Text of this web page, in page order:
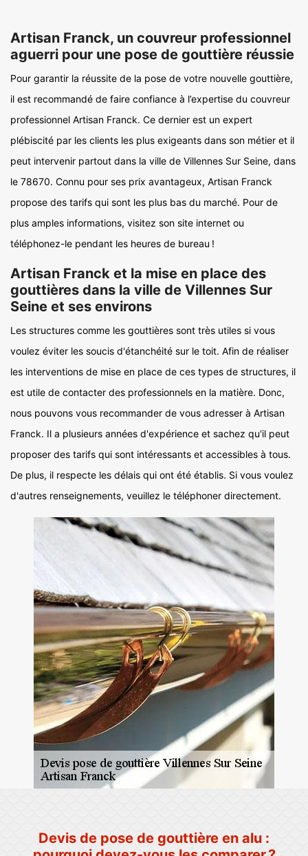
Artisan Franck, un couvreur professionnel
aguerri pour une pose de gouttière réussie
Pour garantir la réussite de la pose de votre nouvelle gouttière,
il est recommandé de faire confiance à l’expertise du couvreur
professionnel Artisan Franck. Ce dernier est un expert
plébiscité par les clients les plus exigeants dans son métier et il
peut intervenir partout dans la ville de Villennes Sur Seine, dans
le 78670. Connu pour ses prix avantageux, Artisan Franck
propose des tarifs qui sont les plus bas du marché. Pour de
plus amples informations, visitez son site internet ou
téléphonez-le pendant les heures de bureau !
Artisan Franck et la mise en place des
gouttières dans la ville de Villennes Sur
Seine et ses environs
Les structures comme les gouttières sont très utiles si vous
voulez éviter les soucis d'étanchéité sur le toit. Afin de réaliser
les interventions de mise en place de ces types de structures, il
est utile de contacter des professionnels en la matière. Donc,
nous pouvons vous recommander de vous adresser à Artisan
Franck. Il a plusieurs années d'expérience et sachez qu'il peut
proposer des tarifs qui sont intéressants et accessibles à tous.
De plus, il respecte les délais qui ont été établis. Si vous voulez
d'autres renseignements, veuillez le téléphoner directement.
Devis de pose de gouttière en alu :